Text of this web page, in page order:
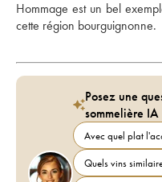
Hommage est un bel
cette région bourguignonne.
Posez une
sommelière IA
Avec quel plat
Quels vins